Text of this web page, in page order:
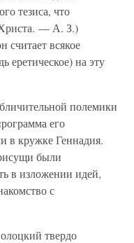
тезиса, что
— А. З.)
считает всякое
еретическое) на эту
полемики
его
в кружке Геннадия.
были
в изложении идей,
с
твердо